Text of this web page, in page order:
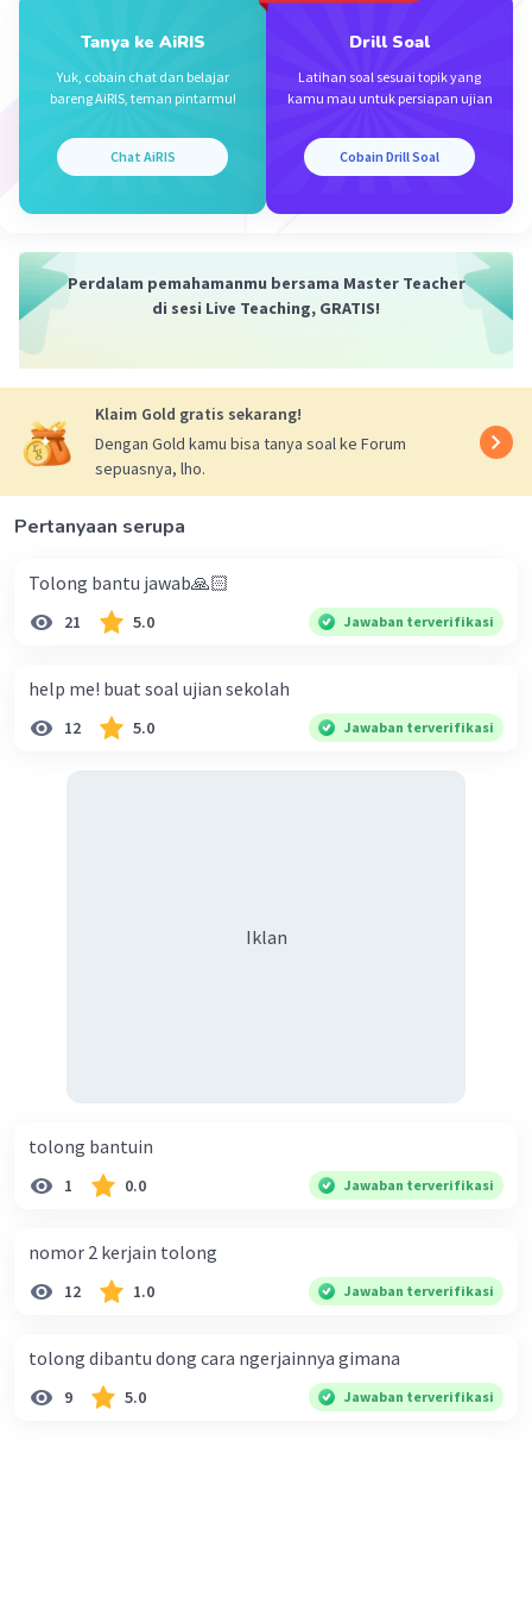
Tanya ke AiRIS
Yuk, cobain chat dan belajar
bareng AiRIS, teman pintarmu!
Chat AiRIS
Drill Soal
Latihan soal sesuai topik yang
kamu mau untuk persiapan ujian
Cobain Drill Soal
Perdalam pemahamanmu bersama Master Teacher
di sesi Live Teaching, GRATIS!
Klaim Gold gratis sekarang!
Dengan Gold kamu bisa tanya soal ke Forum
sepuasnya, lho.
Pertanyaan serupa
Tolong bantu jawab🙏🏻
21 5.0 Jawaban terverifikasi
help me! buat soal ujian sekolah
12 5.0 Jawaban terverifikasi
Iklan
tolong bantuin
1 0.0 Jawaban terverifikasi
nomor 2 kerjain tolong
12 1.0 Jawaban terverifikasi
tolong dibantu dong cara ngerjainnya gimana
9 5.0 Jawaban terverifikasi